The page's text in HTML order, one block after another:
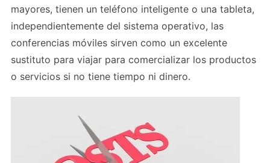
mayores, tienen un teléfono inteligente o una tableta,
independientemente del sistema operativo, las
conferencias móviles sirven como un excelente
sustituto para viajar para comercializar los productos
o servicios si no tiene tiempo ni dinero.